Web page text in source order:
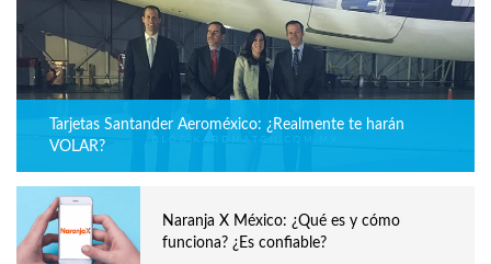
Tarjetas Santander Aeroméxico: ¿Realmente te harán
VOLAR?
Naranja X México: ¿Qué es y cómo
funciona? ¿Es confiable?